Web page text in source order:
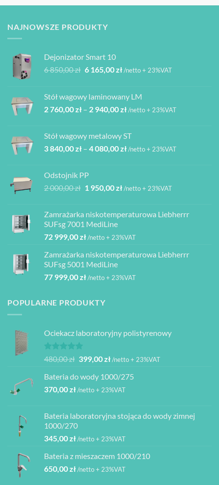
NAJNOWSZE PRODUKTY
Dejonizator Smart 10
6 850,00zł Pierwotna
6
850,00 zł.
6 165,00złAktualna
6
165,00 zł.
/netto + 23%VAT
Stół wagowy laminowany LM
2 760,00zł – 2 940,00złZakres
2
760,00 zł
/netto + 23%VAT
Stół wagowy metalowy ST
3 840,00zł – 4 080,00złZakres
840,00 zł
080,00 zł
/netto + 23%VAT
Odstojnik PP
2 000,00zł Pierwotna
2
000,00 zł.
1 950,00złAktualna
1
/netto + 23%VAT
Zamrażarka niskotemperaturowa Liebherrr
SUFsg 7001 MediLine
72 999,00zł/netto + 23%VAT
Zamrażarka niskotemperaturowa Liebherrr
SUFsg 5001 MediLine
77 999,00zł/netto + 23%VAT
POPULARNE PRODUKTY
Ociekacz laboratoryjny polistyrenowy
Oceniono
na 5
480,00zł Pierwotna
wynosiła:
480,00 zł.
399,00złAktualna
wynosi:
399,00 zł.
/netto + 23%VAT
Bateria do wody 1000/275
370,00zł/netto + 23%VAT
Bateria laboratoryjna stojąca do wody zimnej
1000/270
345,00zł/netto + 23%VAT
Bateria z mieszaczem 1000/210
650,00zł/netto + 23%VAT